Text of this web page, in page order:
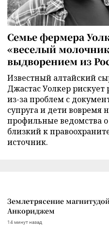
Семье фермера
«веселый
выдворением из
Известный алтайский
Джастас Уолкер рискует
из-за проблем с
супруга и дети вовремя
профильные ведомства
близкий к
источник.
Землетрясение
Анкориджем
14 минут назад